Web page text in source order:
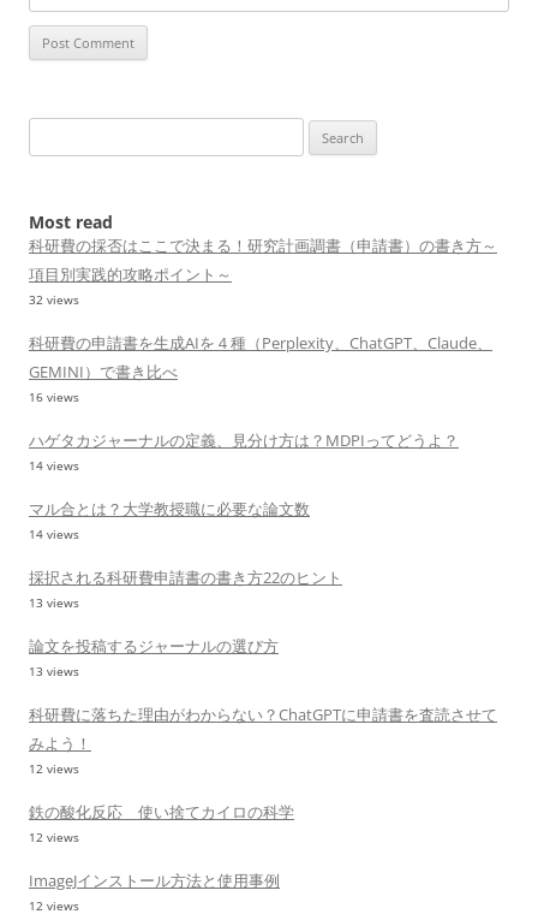
for:
Most read
科研費の採否はここで決まる！研究計画調書（申請書）の書き方～
項目別実践的攻略ポイント～
32 views
科研費の申請書を生成AIを４種（Perplexity、ChatGPT、Claude、
GEMINI）で書き比べ
16 views
ハゲタカジャーナルの定義、見分け方は？MDPIってどうよ？
14 views
マル合とは？大学教授職に必要な論文数
14 views
採択される科研費申請書の書き方22のヒント
13 views
論文を投稿するジャーナルの選び方
13 views
科研費に落ちた理由がわからない？ChatGPTに申請書を査読させて
みよう！
12 views
鉄の酸化反応 使い捨てカイロの科学
12 views
ImageJインストール方法と使用事例
12 views